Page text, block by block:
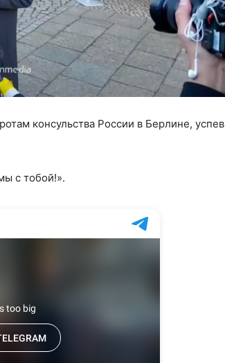
консульства России в Берлине, успев
с тобой!».